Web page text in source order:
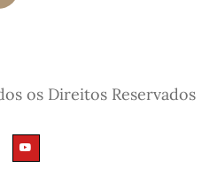
os Direitos Reservados